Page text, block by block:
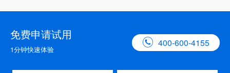
免费申请试用
1分钟快速体验
 400-600-4155